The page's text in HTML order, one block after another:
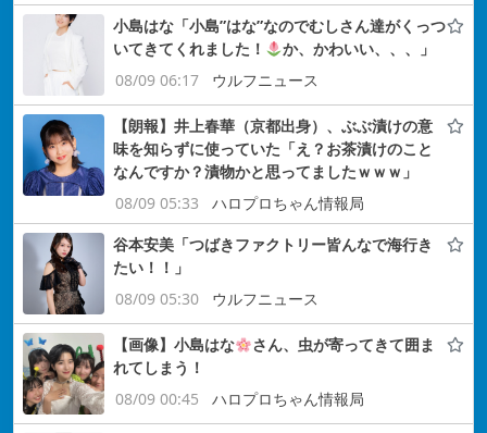
小島はな「小島”はな”なのでむしさん達がくっつ
いてきてくれました！
か、かわいい、、、」
08/09 06:17
ウルフニュース
【朗報】井上春華（京都出身）、ぶぶ漬けの意
味を知らずに使っていた「え？お茶漬けのこと
なんですか？漬物かと思ってましたｗｗｗ」
08/09 05:33
ハロプロちゃん情報局
谷本安美「つばきファクトリー皆んなで海行き
たい！！」
08/09 05:30
ウルフニュース
【画像】小島はな
さん、虫が寄ってきて囲ま
れてしまう！
08/09 00:45
ハロプロちゃん情報局